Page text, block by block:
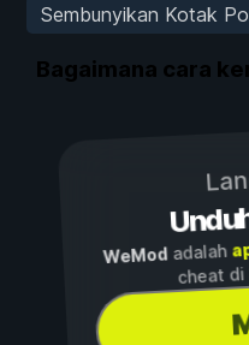
Sembunyikan Kotak
Bagaimana cara
WeModadalah
cheat di